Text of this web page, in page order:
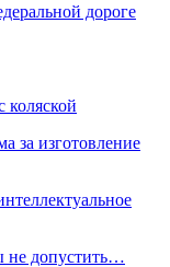
дороге
за изготовление
не допустить…